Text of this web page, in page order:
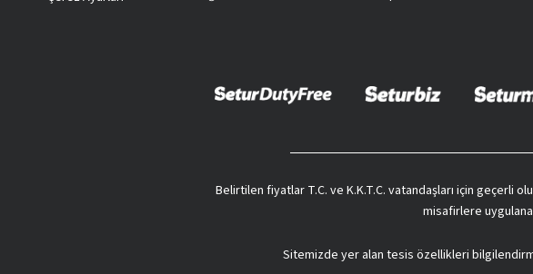
Belirtilen fiyatlar T.C. ve K.K.T.C. vatandaşları için geçerli
misafirlere
Sitemizde yer alan tesis özellikleri